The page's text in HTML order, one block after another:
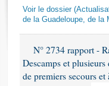
Rapports d'enquête
Rapports législatifs
Rapports sur
Baromètre de
Voir le dossier
de la Guadeloupe, de la
N° 2734 rapport -
Descamps et plusieurs
de premiers secours